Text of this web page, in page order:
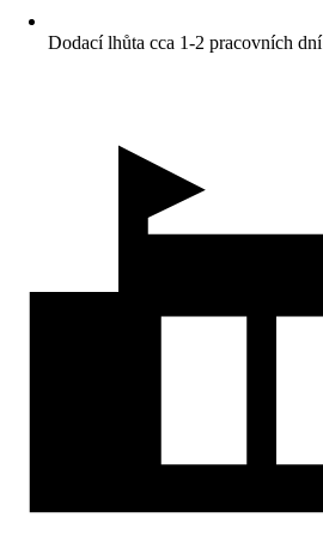
Dodací lhůta cca 1-2 pracovních dní